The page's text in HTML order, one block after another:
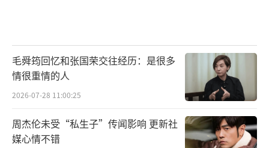
毛舜筠回忆和张国荣交往经历：是很多
情很重情的人
2026-07-28 11:00:25
周杰伦未受“私生子”传闻影响 更新社
媒心情不错